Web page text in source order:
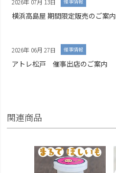
横浜高島屋 期間限定販売のご案内
2026年 06月 27日 催事情報
アトレ松戸 催事出店のご案内
関連商品